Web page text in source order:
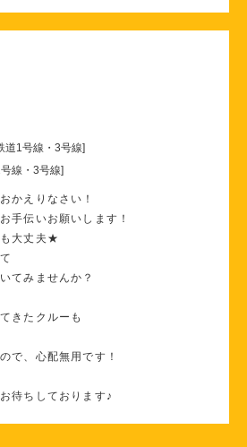
道1号線・3号線]
線・3号線]
かえりなさい！
手伝いお願いします！
大丈夫★
てみませんか？
きたクルーも
で、心配無用です！
待ちしております♪